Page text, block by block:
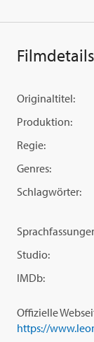
Filmdetails
Originaltitel:
Produktion:
Regie:
Genres:
Schlagwörter:
Studio:
IMDb:
Offizielle